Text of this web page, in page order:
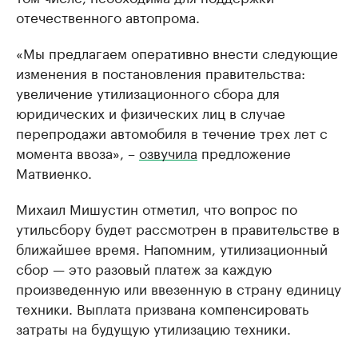
отечественного автопрома.
«Мы предлагаем оперативно внести следующие
изменения в постановления правительства:
увеличение утилизационного сбора для
юридических и физических лиц в случае
перепродажи автомобиля в течение трех лет с
момента ввоза», –озвучила предложение
Матвиенко.
Михаил Мишустин отметил, что вопрос по
утильсбору будет рассмотрен в правительстве в
ближайшее время. Напомним, утилизационный
сбор — это разовый платеж за каждую
произведенную или ввезенную в страну единицу
техники. Выплата призвана компенсировать
затраты на будущую утилизацию техники.